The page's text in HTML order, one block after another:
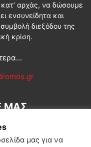
αρχάς, να δώσουμε
ενσυνείδητα και
διεξόδου της
κρίση.
ΜΑΣ
μας για να